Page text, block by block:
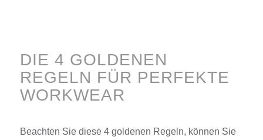
DIE 4 GOLDENEN
REGELN FÜR PERFEKTE
WORKWEAR
Beachten Sie diese 4 goldenen Regeln, können Sie